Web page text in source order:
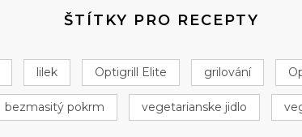
ŠTÍTKY PRO RECEPTY
lilek Optigrill Elite grilování
bezmasitý pokrm vegetarianske jidlo